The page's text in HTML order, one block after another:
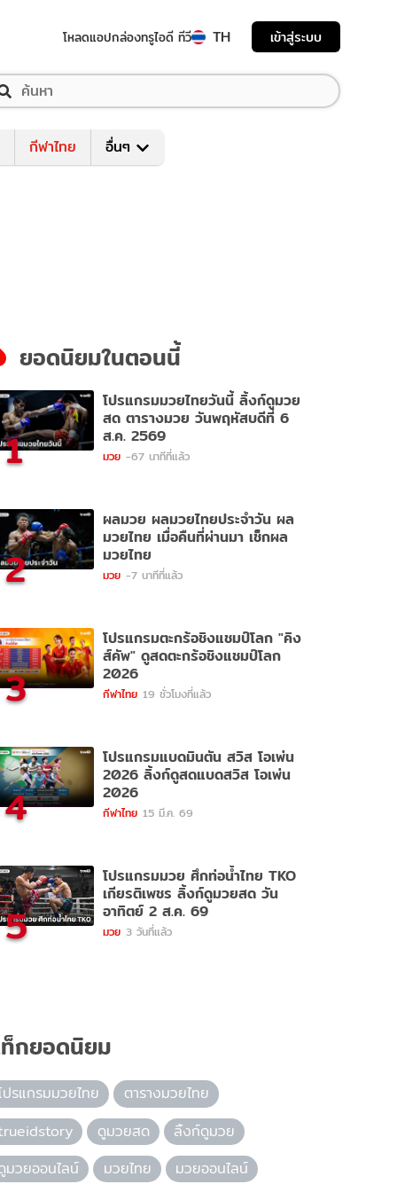
โหลดแอปกล่องทรูไอดี ทีวี TH เข้าสู่ระบบ
กีฬาไทย อื่นๆ
ยอดนิยมในตอนนี้
1
โปรแกรมมวยไทยวันนี้ ลิ้งก์ดูมวย
สด ตารางมวย วันพฤหัสบดีที่ 6
ส.ค. 2569
มวย -67 นาทีที่แล้ว
2
ผลมวย ผลมวยไทยประจำวัน ผล
มวยไทย เมื่อคืนที่ผ่านมา เช็กผล
มวยไทย
มวย -7 นาทีที่แล้ว
3
โปรแกรมตะกร้อชิงแชมป์โลก "คิง
ส์คัพ" ดูสดตะกร้อชิงแชมป์โลก
2026
กีฬาไทย 19 ชั่วโมงที่แล้ว
4
โปรแกรมแบดมินตัน สวิส โอเพ่น
2026 ลิ้งก์ดูสดแบดสวิส โอเพ่น
2026
กีฬาไทย 15 มี.ค. 69
5
โปรแกรมมวย ศึกท่อน้ำไทย TKO
เกียรติเพชร ลิ้งก์ดูมวยสด วัน
อาทิตย์ 2 ส.ค. 69
มวย 3 วันที่แล้ว
กยอดนิยม
ปรแกรมมวยไทย
ตารางมวยไทย
ดูมวยสด
ลิ้งก์ดูมวย
มวยออนไลน์
มวยไทย
มวยออนไลน์